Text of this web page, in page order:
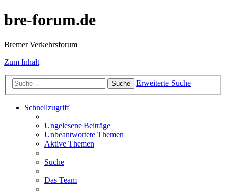
bre-forum.de
Bremer Verkehrsforum
Zum Inhalt
Suche Erweiterte Suche
Schnellzugriff
Ungelesene Beiträge
Unbeantwortete Themen
Aktive Themen
Suche
Das Team